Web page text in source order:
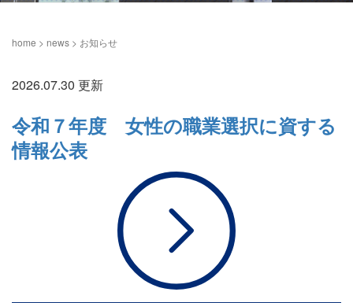
home > news > お知らせ
2026.07.30 更新
令和７年度 女性の職業選択に資する
情報公表